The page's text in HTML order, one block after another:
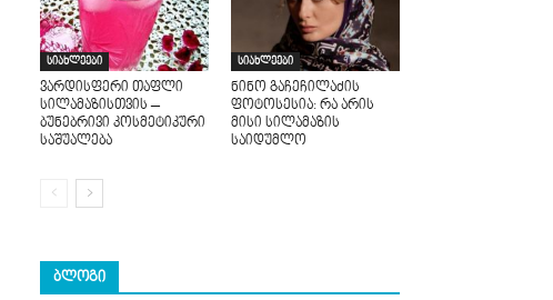
სიახლეები
ვარდისფერი თაფლი
სილამაზისთვის –
ბუნებრივი კოსმეტიკური
საშუალება
სიახლეები
ნინო გაჩეჩილაძის
ფოტოსესია: რა არის
მისი სილამაზის
საიდუმლო
ᲑᲚᲝᲒᲘ